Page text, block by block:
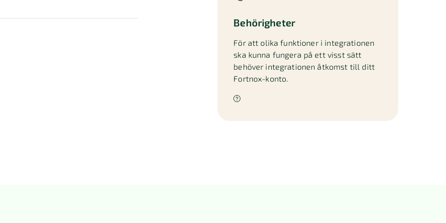
Behörigheter
För att olika funktioner i integrationen
ska kunna fungera på ett visst sätt
behöver integrationen åtkomst till ditt
Fortnox-konto.